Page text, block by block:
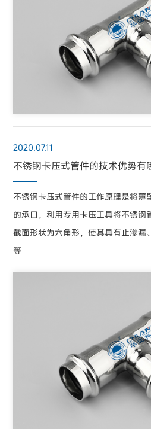
2020.07.11
不锈钢卡压式管件的技术优势有
不锈钢卡压式管件的工作原理是将薄
的承口，利用专用卡压工具将不锈钢
截面形状为六角形，使其具有止渗漏
等